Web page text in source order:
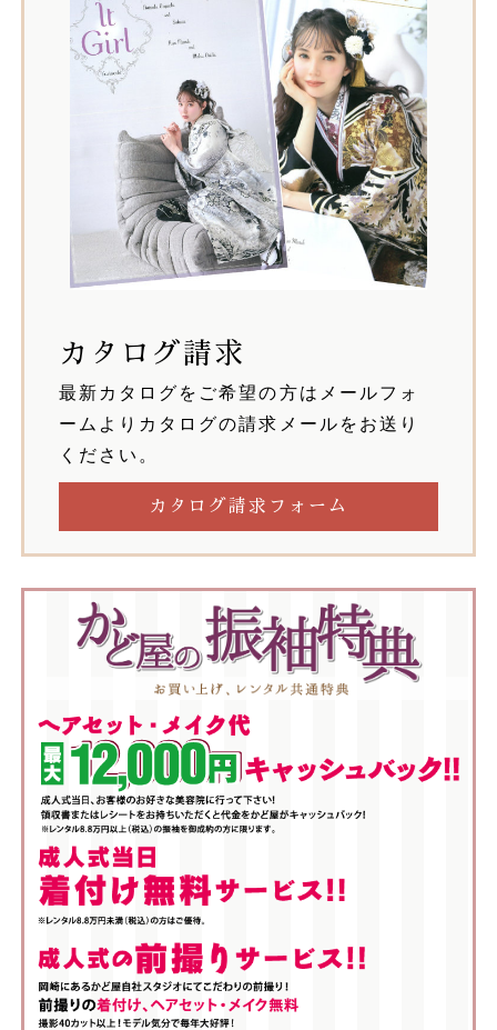
カタログ請求
最新カタログをご希望の方はメールフォ
ームよりカタログの請求メールをお送り
ください。
カタログ請求フォーム